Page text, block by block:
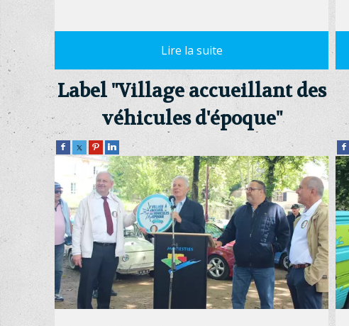
Label "Village accueillant des
véhicules d'époque"